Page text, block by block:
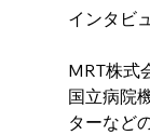
インタビ
MRT株式
国立病院
ターなど